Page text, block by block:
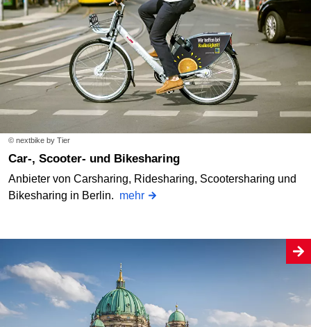
© nextbike by Tier
Car-, Scooter- und Bikesharing
Anbieter von Carsharing, Ridesharing, Scootersharing und
Bikesharing in Berlin. mehr